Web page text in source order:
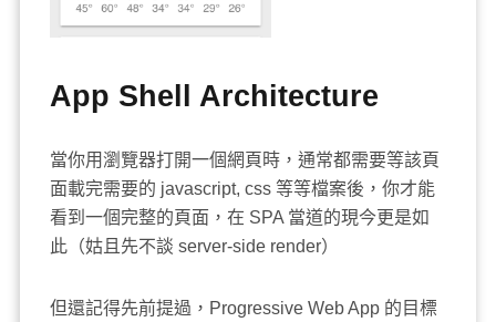
App Shell Architecture
當你用瀏覽器打開一個網頁時，通常都需要等該頁
面載完需要的 javascript, css 等等檔案後，你才能
看到一個完整的頁面，在 SPA 當道的現今更是如
此（姑且先不談 server-side render）
但還記得先前提過，Progressive Web App 的目標